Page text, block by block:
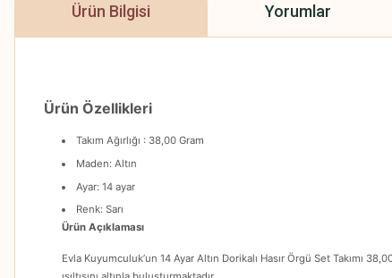
Ürün Bilgisi Yorumlar
Ürün Özellikleri
Takım Ağırlığı : 38,00 Gram
Maden: Altın
Ayar: 14 ayar
Renk: Sarı
Ürün Açıklaması
Evla Kuyumculuk’un 14 Ayar Altın Dorikalı Hasır Örgü Set Takımı